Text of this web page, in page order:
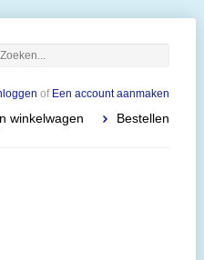
of Een account aanmaken
winkelwagen Bestellen